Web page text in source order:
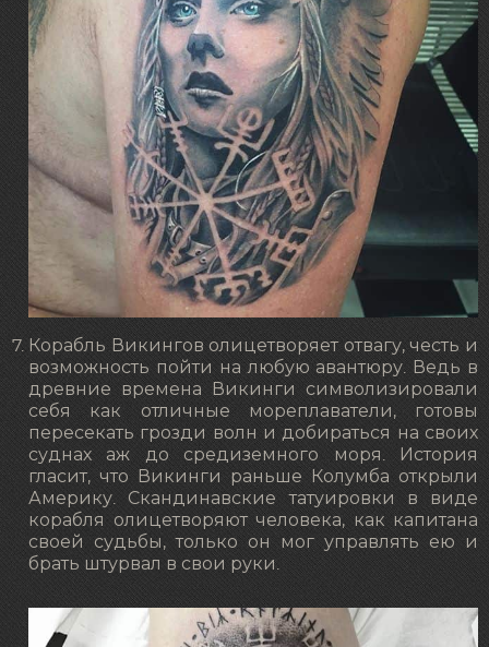
Корабль Викингов олицетворяет отвагу, честь и
возможность пойти на любую авантюру. Ведь в
древние времена Викинги символизировали
себя как отличные мореплаватели, готовы
пересекать грозди волн и добираться на своих
суднах аж до средиземного моря. История
гласит, что Викинги раньше Колумба открыли
Америку. Скандинавские татуировки в виде
корабля олицетворяют человека, как капитана
своей судьбы, только он мог управлять ею и
брать штурвал в свои руки.